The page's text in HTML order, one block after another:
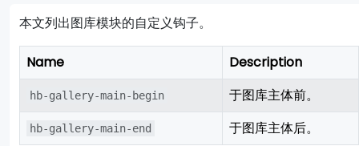
本文列出图库模块的自定义钩子。
Name Description
hb-gallery-main-begin 于图库主体前。
hb-gallery-main-end 于图库主体后。